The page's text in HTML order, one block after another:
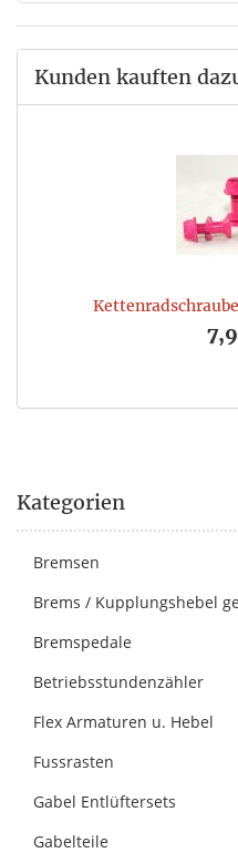
Kunden kauften
Kategorien
Bremsen
Brems / Kupplungshebel
Bremspedale
Betriebsstundenzähler
Flex Armaturen u. Hebel
Fussrasten
Gabel Entlüftersets
Gabelteile